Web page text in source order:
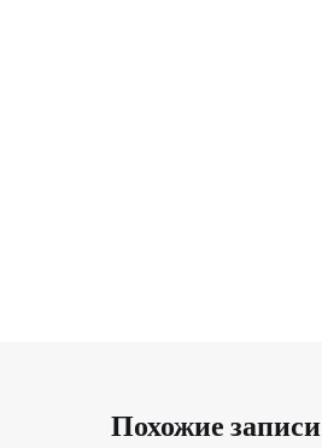
Похожие записи